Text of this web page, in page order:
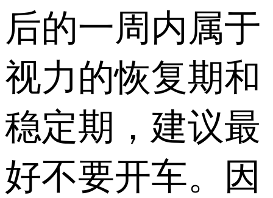
后的一周内属于
视力的恢复期和
稳定期，建议最
好不要开车。因